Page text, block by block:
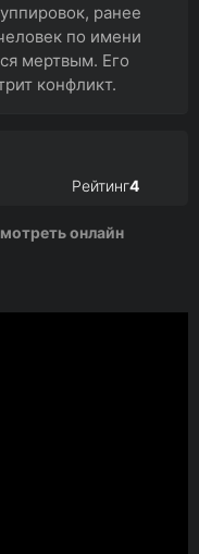
ранее
по имени
мертвым. Его
конфликт.
Рейтинг4
онлайн